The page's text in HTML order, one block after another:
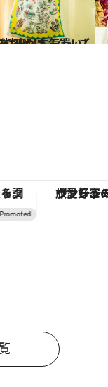
かけ
の歴史を辿り、心身を調える。 ヴァシュロン・コンスタンタ